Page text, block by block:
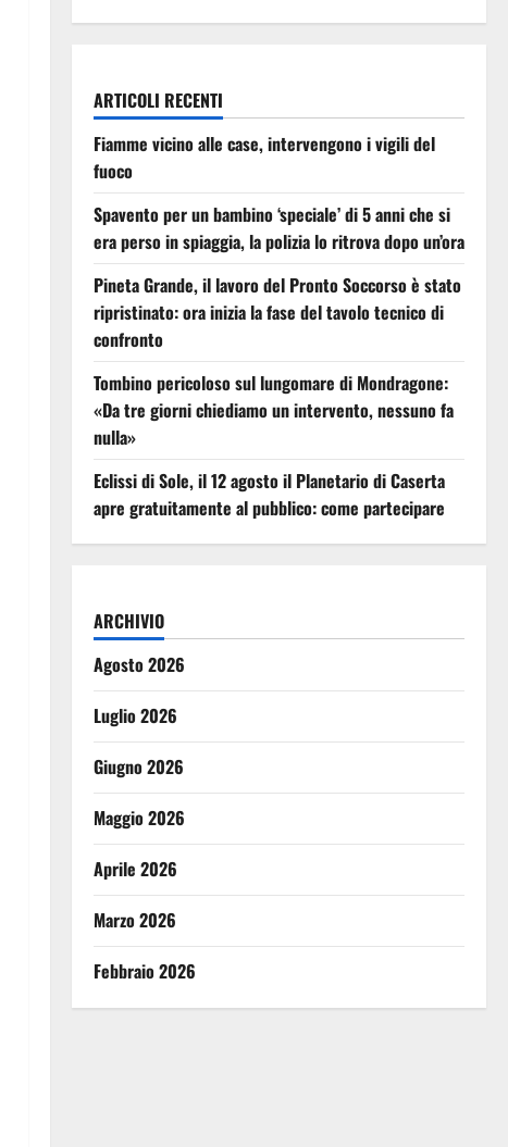
ARTICOLI RECENTI
Fiamme vicino alle case, intervengono i vigili del
fuoco
Spavento per un bambino ‘speciale’ di 5 anni che si
era perso in spiaggia, la polizia lo ritrova dopo un’ora
Pineta Grande, il lavoro del Pronto Soccorso è stato
ripristinato: ora inizia la fase del tavolo tecnico di
confronto
Tombino pericoloso sul lungomare di Mondragone:
«Da tre giorni chiediamo un intervento, nessuno fa
nulla»
Eclissi di Sole, il 12 agosto il Planetario di Caserta
apre gratuitamente al pubblico: come partecipare
ARCHIVIO
Agosto 2026
Luglio 2026
Giugno 2026
Maggio 2026
Aprile 2026
Marzo 2026
Febbraio 2026